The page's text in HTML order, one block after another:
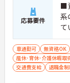
応募要件
■
系
て
車通勤可 無資格OK
産休･育休･介護休暇取
交通費支給
退職金制